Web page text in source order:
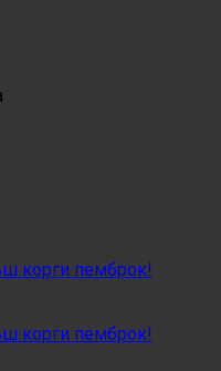
корги пемброк!
корги пемброк!